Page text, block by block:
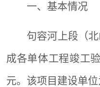
一、基本情况
句容河上段（
成各单体工程竣工
元。该项目建设单